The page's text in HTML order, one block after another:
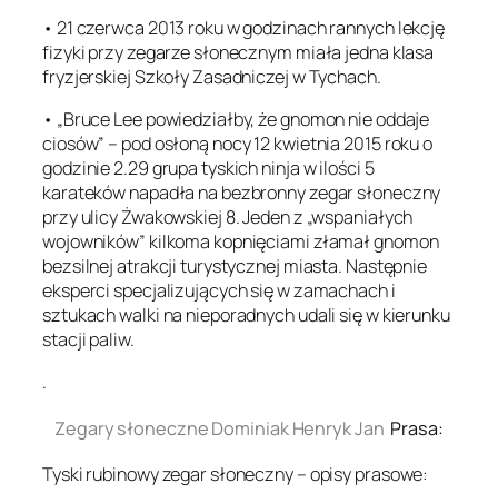
• 21 czerwca 2013 roku w godzinach rannych lekcję
fizyki przy zegarze słonecznym miała jedna klasa
fryzjerskiej Szkoły Zasadniczej w Tychach.
• „Bruce Lee powiedziałby, że gnomon nie oddaje
ciosów” – pod osłoną nocy 12 kwietnia 2015 roku o
godzinie 2.29 grupa tyskich ninja w ilości 5
karateków napadła na bezbronny zegar słoneczny
przy ulicy Żwakowskiej 8. Jeden z „wspaniałych
wojowników” kilkoma kopnięciami złamał gnomon
bezsilnej atrakcji turystycznej miasta. Następnie
eksperci specjalizujących się w zamachach i
sztukach walki na nieporadnych udali się w kierunku
stacji paliw.
.
Zegary słoneczne Dominiak Henryk Jan Prasa:
Tyski rubinowy zegar słoneczny – opisy prasowe: